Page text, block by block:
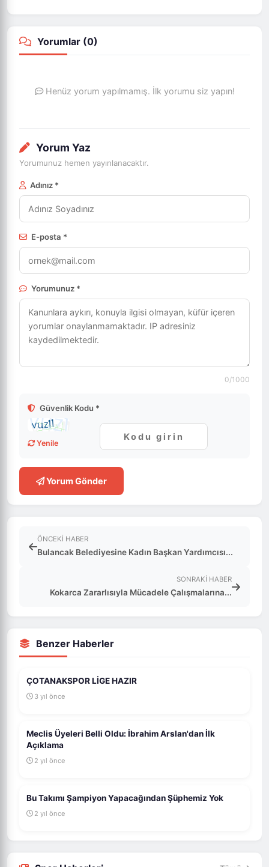
Yorumlar (0)
Henüz yorum yapılmamış. İlk yorumu siz yapın!
Yorum Yaz
Yorumunuz hemen yayınlanacaktır.
Adınız *
E-posta *
Yorumunuz *
0/1000
Güvenlik Kodu *
Yenile
Yorum Gönder
ÖNCEKI HABER
Bulancak Belediyesine Kadın Başkan Yardımcısı...
SONRAKI HABER
Kokarca Zararlısıyla Mücadele Çalışmalarına...
Benzer Haberler
ÇOTANAKSPOR LİGE HAZIR
3 yıl önce
Meclis Üyeleri Belli Oldu: İbrahim Arslan'dan İlk
Açıklama
2 yıl önce
Bu Takımı Şampiyon Yapacağından Şüphemiz Yok
2 yıl önce